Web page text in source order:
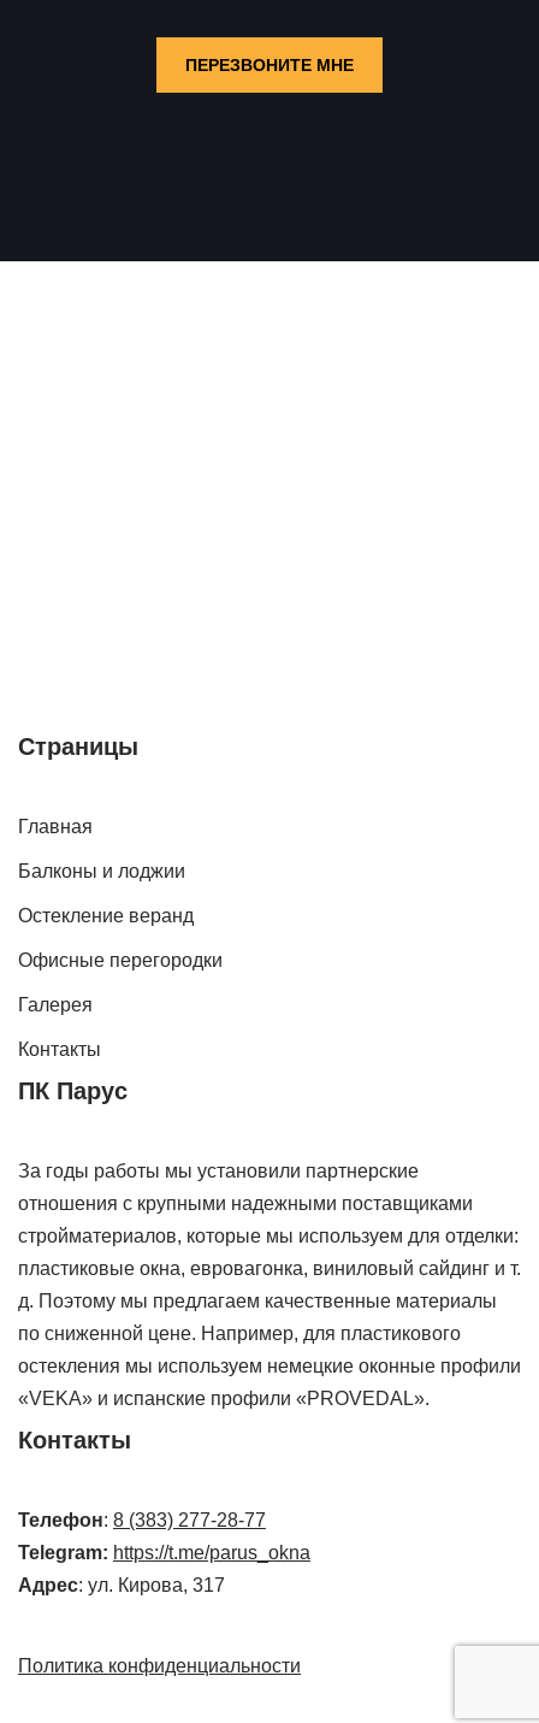
ПЕРЕЗВОНИТЕ МНЕ
Страницы
Главная
Балконы и лоджии
Остекление веранд
Офисные перегородки
Галерея
Контакты
ПК Парус
За годы работы мы установили партнерские
отношения с крупными надежными поставщиками
стройматериалов, которые мы используем для отделки:
пластиковые окна, евровагонка, виниловый сайдинг и т.
д. Поэтому мы предлагаем качественные материалы
по сниженной цене. Например, для пластикового
остекления мы используем немецкие оконные профили
«VEKA» и испанские профили «PROVEDAL».
Контакты
Телефон: 8 (383) 277-28-77
Telegram: https://t.me/parus_okna
Адрес: ул. Кирова, 317
Политика конфиденциальности